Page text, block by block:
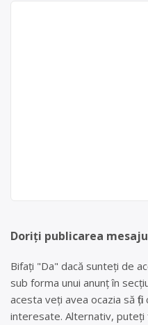
Doriți publicarea
Bifați "Da" dacă sunteți de
sub forma unui anunț în
acesta veți avea ocazia să
interesate. Alternativ, puteți